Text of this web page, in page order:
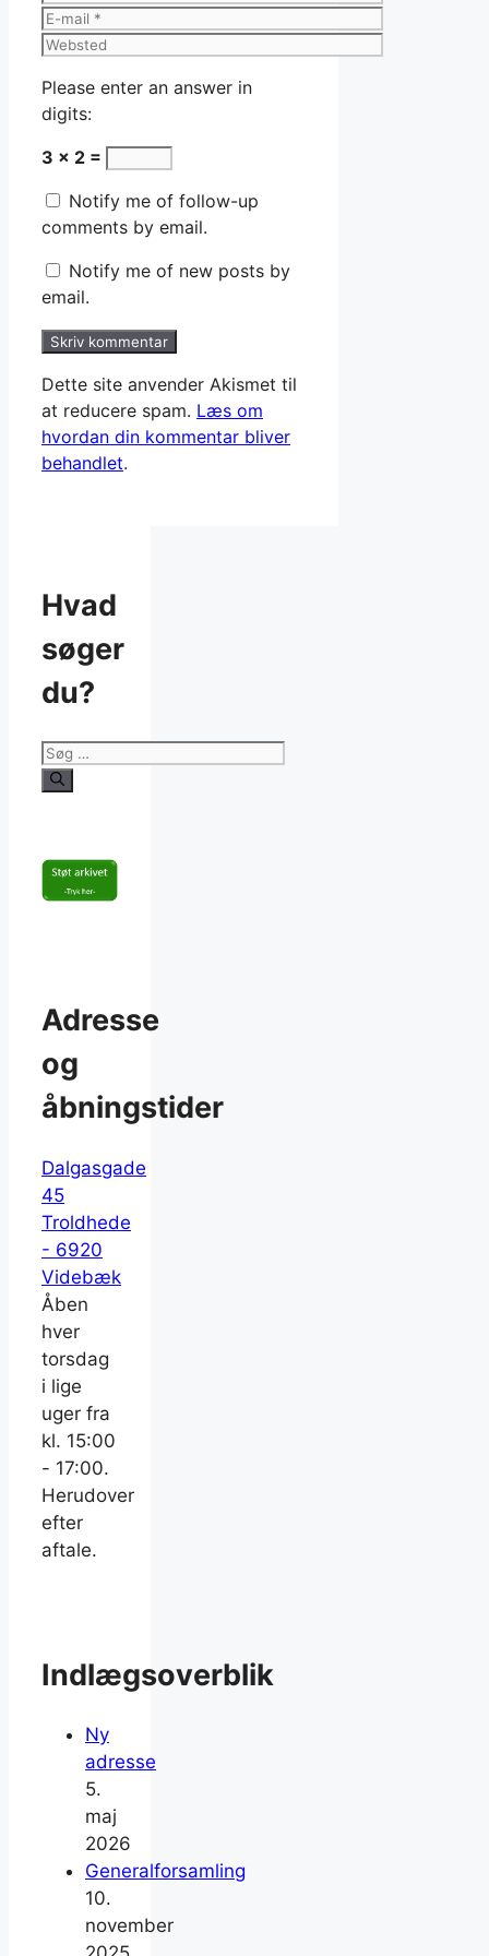
E-
mail
Websted
Please enter an answer in
digits:
3 × 2 =
Notify me of follow-up
comments by email.
Notify me of new posts by
email.
Dette site anvender Akismet til
at reducere spam. Læs om
hvordan din kommentar bliver
behandlet.
Hvad
søger
du?
Søg
efter:
Adresse
og
åbningstider
Dalgasgade
45
Troldhede
- 6920
Videbæk
Åben
hver
torsdag
i lige
uger fra
kl. 15:00
- 17:00.
Herudover
efter
aftale.
Indlægsoverblik
Ny
adresse
5.
maj
2026
Generalforsamling
10.
november